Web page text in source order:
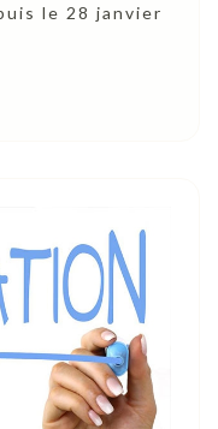
le 28 janvier